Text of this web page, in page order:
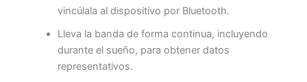
vincúlala al dispositivo por Bluetooth.
Lleva la banda de forma continua, incluyendo
durante el sueño, para obtener datos
representativos.